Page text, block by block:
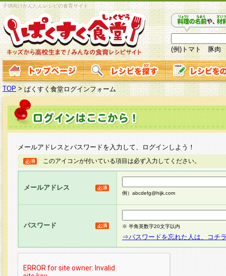
子供向けかんたんレシピの食育サイト
(例)トマト 豚肉
TOP > ぱくすく食堂ログインフォーム
メールアドレスとパスワードを入力して、ログインしよう！
このアイコンが付いている項目は必ず入力してください。
メールアドレス
例）abcdefg@hijk.com
パスワード ※ 半角英数字20文字以内
⇒パスワードを忘れた人は、コチ